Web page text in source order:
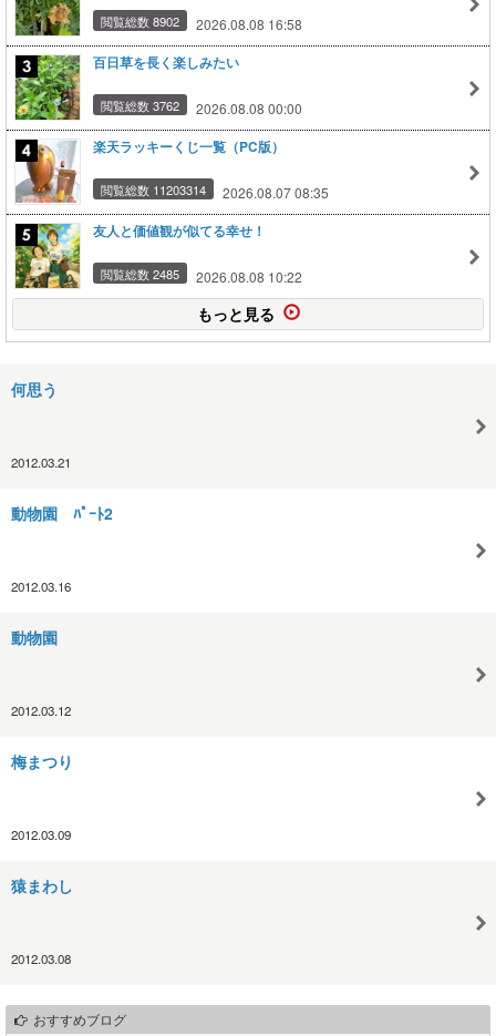
閲覧総数 8902 2026.08.08 16:58
百日草を長く楽しみたい
閲覧総数 3762 2026.08.08 00:00
楽天ラッキーくじ一覧（PC版）
閲覧総数 11203314 2026.08.07 08:35
友人と価値観が似てる幸せ！
閲覧総数 2485 2026.08.08 10:22
もっと見る
何思う
2012.03.21
動物園 ﾊﾟｰﾄ2
2012.03.16
動物園
2012.03.12
梅まつり
2012.03.09
猿まわし
2012.03.08
おすすめブログ